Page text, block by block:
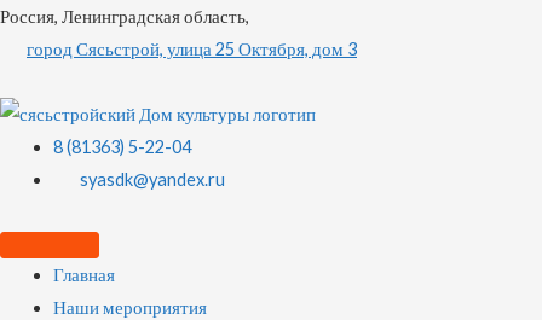
Россия, Ленинградская область,
город Сясьстрой, улица 25 Октября, дом 3
8 (81363) 5-22-04
syasdk@yandex.ru
Главная
Наши мероприятия